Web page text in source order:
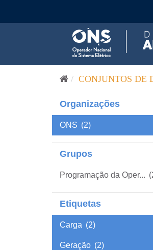
CONJUNTOS DE
Organizações
ONS (2)
Grupos
Programação da Oper...
Etiquetas
Carga (2)
Geração (2)